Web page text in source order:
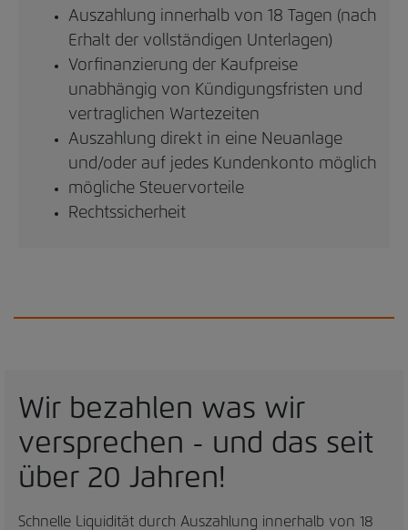
Auszahlung innerhalb von 18 Tagen (nach
Erhalt der vollständigen Unterlagen)
Vorfinanzierung der Kaufpreise
unabhängig von Kündigungsfristen und
vertraglichen Wartezeiten
Auszahlung direkt in eine Neuanlage
und/oder auf jedes Kundenkonto möglich
mögliche Steuervorteile
Rechtssicherheit
Wir bezahlen was wir
versprechen - und das seit
über 20 Jahren!
Schnelle Liquidität durch Auszahlung innerhalb von 18